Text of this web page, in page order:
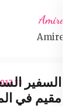
content
Enter)
Amireta
Amireta
11 October 2017
السفير
مقيم في